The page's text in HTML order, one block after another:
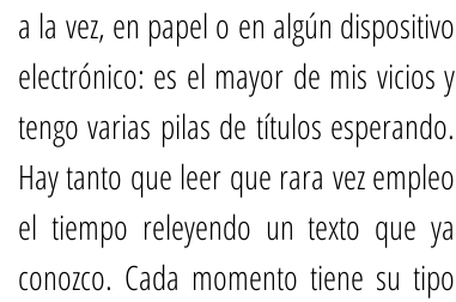
a la vez, en papel o en algún dispositivo
electrónico: es el mayor de mis vicios y
tengo varias pilas de títulos esperando.
Hay tanto que leer que rara vez empleo
el tiempo releyendo un texto que ya
conozco. Cada momento tiene su tipo